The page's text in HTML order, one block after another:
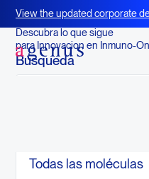
View the updated corporate
cancer strategy for BOT+BAL
Ensayos clínicos abiertos
Descubra lo que sigue
para Innovacion en Inmuno-
Búsqueda
Todas las moléculas